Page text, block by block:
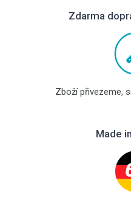
Zdarma
Zboží přivezeme,
Made